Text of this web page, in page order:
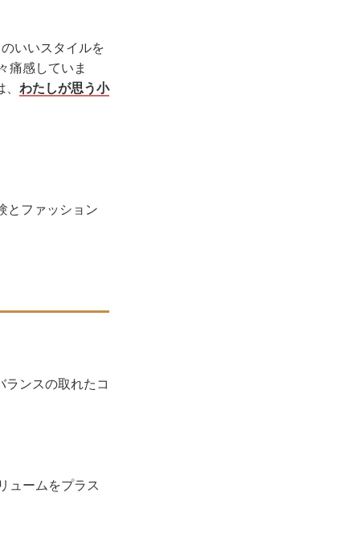
いいスタイルを
痛感していま
わたしが思う小
とファッション
ンスの取れたコ
ュームをプラス